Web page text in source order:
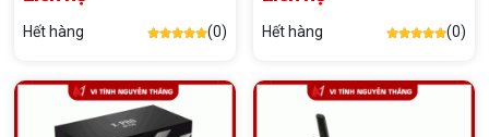
Hết hàng (0) Hết hàng (0)